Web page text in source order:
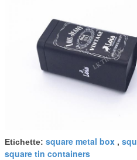
Etichette: square metal box ,
square tin containers